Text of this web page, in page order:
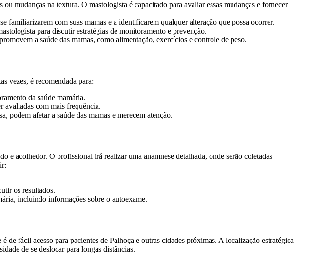
mudanças na textura. O mastologista é capacitado para avaliar essas mudanças e fornecer
familiarizarem com suas mamas e a identificarem qualquer alteração que possa ocorrer.
para discutir estratégias de monitoramento e prevenção.
a saúde das mamas, como alimentação, exercícios e controle de peso.
vezes, é recomendada para:
da saúde mamária.
avaliadas com mais frequência.
podem afetar a saúde das mamas e merecem atenção.
e acolhedor. O profissional irá realizar uma anamnese detalhada, onde serão coletadas
os resultados.
incluindo informações sobre o autoexame.
fácil acesso para pacientes de Palhoça e outras cidades próximas. A localização estratégica
de se deslocar para longas distâncias.